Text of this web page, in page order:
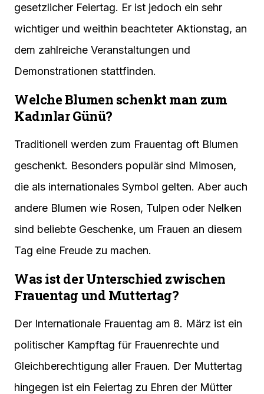
gesetzlicher Feiertag. Er ist jedoch ein sehr
wichtiger und weithin beachteter Aktionstag, an
dem zahlreiche Veranstaltungen und
Demonstrationen stattfinden.
Welche Blumen schenkt man zum
Kadınlar Günü?
Traditionell werden zum Frauentag oft Blumen
geschenkt. Besonders populär sind Mimosen,
die als internationales Symbol gelten. Aber auch
andere Blumen wie Rosen, Tulpen oder Nelken
sind beliebte Geschenke, um Frauen an diesem
Tag eine Freude zu machen.
Was ist der Unterschied zwischen
Frauentag und Muttertag?
Der Internationale Frauentag am 8. März ist ein
politischer Kampftag für Frauenrechte und
Gleichberechtigung aller Frauen. Der Muttertag
hingegen ist ein Feiertag zu Ehren der Mütter